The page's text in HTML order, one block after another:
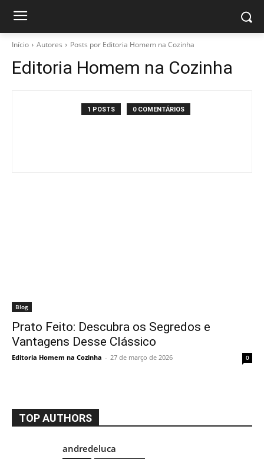
Início Autores Posts por Editoria Homem na Cozinha
Editoria Homem na Cozinha
1 POSTS 0 COMENTÁRIOS
Blog
Prato Feito: Descubra os Segredos e
Vantagens Desse Clássico
Editoria Homem na Cozinha - 27 de março de 2026 0
TOP AUTHORS
andredeluca